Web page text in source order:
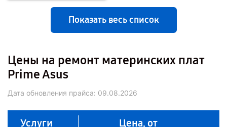
Показать весь список
Цены на ремонт материнских плат
Prime Asus
Дата обновления прайса: 09.08.2026
Услуги Цена, от